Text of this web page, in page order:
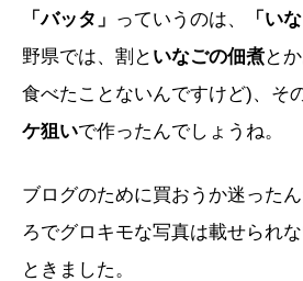
「バッタ」 っていうのは、 「い
野県では、割と いなごの佃煮と
食べたことないんですけど)、そ
ケ狙いで作ったんでしょうね。
ブログのために買おうか迷った
ろでグロキモな写真は載せられ
ときました。